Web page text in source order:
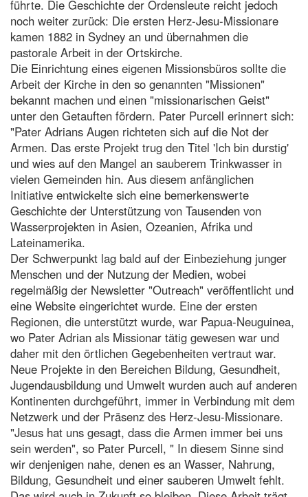
führte. Die Geschichte der Ordensleute reicht jedoch
noch weiter zurück: Die ersten Herz-Jesu-Missionare
kamen 1882 in Sydney an und übernahmen die
pastorale Arbeit in der Ortskirche.
Die Einrichtung eines eigenen Missionsbüros sollte die
Arbeit der Kirche in den so genannten "Missionen"
bekannt machen und einen "missionarischen Geist"
unter den Getauften fördern. Pater Purcell erinnert sich:
"Pater Adrians Augen richteten sich auf die Not der
Armen. Das erste Projekt trug den Titel 'Ich bin durstig'
und wies auf den Mangel an sauberem Trinkwasser in
vielen Gemeinden hin. Aus diesem anfänglichen
Initiative entwickelte sich eine bemerkenswerte
Geschichte der Unterstützung von Tausenden von
Wasserprojekten in Asien, Ozeanien, Afrika und
Lateinamerika.
Der Schwerpunkt lag bald auf der Einbeziehung junger
Menschen und der Nutzung der Medien, wobei
regelmäßig der Newsletter "Outreach" veröffentlicht und
eine Website eingerichtet wurde. Eine der ersten
Regionen, die unterstützt wurde, war Papua-Neuguinea,
wo Pater Adrian als Missionar tätig gewesen war und
daher mit den örtlichen Gegebenheiten vertraut war.
Neue Projekte in den Bereichen Bildung, Gesundheit,
Jugendausbildung und Umwelt wurden auch auf anderen
Kontinenten durchgeführt, immer in Verbindung mit dem
Netzwerk und der Präsenz des Herz-Jesu-Missionare.
"Jesus hat uns gesagt, dass die Armen immer bei uns
sein werden", so Pater Purcell, " In diesem Sinne sind
wir denjenigen nahe, denen es an Wasser, Nahrung,
Bildung, Gesundheit und einer sauberen Umwelt fehlt.